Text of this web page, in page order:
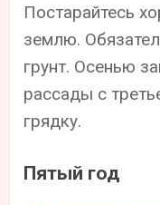
Постарайтесь
землю.
грунт. Осенью
рассады с
грядку.
Пятый год